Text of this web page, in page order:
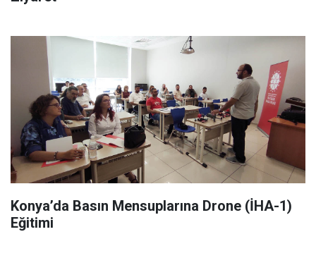
Konya’da Basın Mensuplarına Drone (İHA-1)
Eğitimi